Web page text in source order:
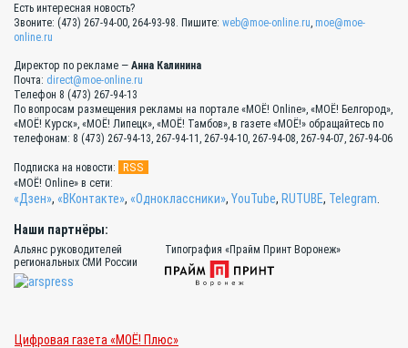
Есть интересная новость?
Звоните: (473) 267-94-00, 264-93-98. Пишите: web@moe-online.ru moe@moe-
online.ru
Директор по рекламе — Анна Калинина
Почта: direct@moe-online.ru
Телефон 8 (473) 267-94-13
По вопросам размещения рекламы на портале «МОЁ! Online», «МОЁ! Белгород»,
«МОЁ! Курск», «МОЁ! Липецк», «МОЁ! Тамбов», в газете «МОЁ!» обращайтесь по
телефонам: 8 (473) 267-94-13, 267-94-11, 267-94-10, 267-94-08, 267-94-07, 267-94-06
Подписка на новости: RSS
«МОЁ! Online» в сети:
«Дзен», «ВКонтакте», «Одноклассники», YouTube, RUTUBE, Telegram
Наши партнёры:
Альянс руководителей
региональных СМИ России
Типография «Прайм Принт Воронеж»
Цифровая газета «МОЁ! Плюс»